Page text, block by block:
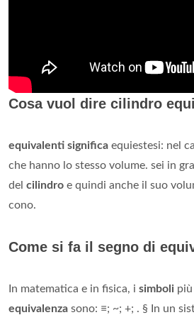
Cosa vuol dire cilindro
equivalenti significa equiestesi: nel
che hanno lo stesso volume. sei in
del cilindro e quindi anche il suo
cono.
Come si fa il segno di
In matematica e in fisica, i simboli
equivalenza sono: ≡; ~; +; . § In un